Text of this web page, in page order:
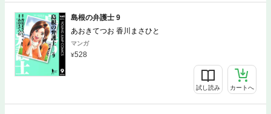
島根の弁護士 9
あおきてつお 香川まさひと
マンガ
528
試し読み カートへ